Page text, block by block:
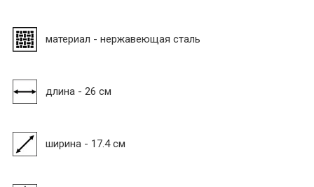
материал - нержавеющая сталь
длина - 26 см
ширина - 17.4 см